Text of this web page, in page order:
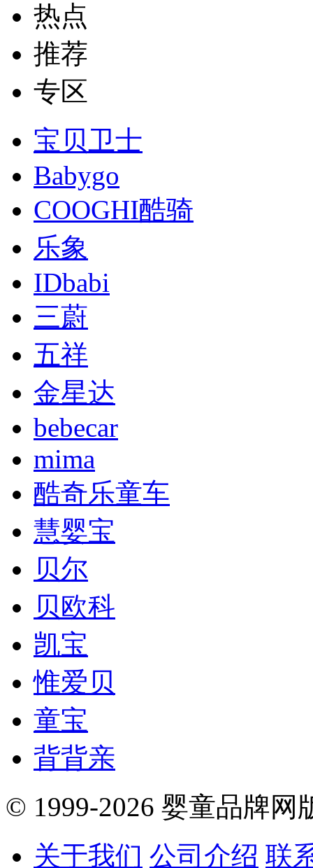
热点
推荐
专区
宝贝卫士
Babygo
COOGHI酷骑
乐象
IDbabi
三蔚
五祥
金星达
bebecar
mima
酷奇乐童车
慧婴宝
贝尔
贝欧科
凯宝
惟爱贝
童宝
背背亲
© 1999-2026 婴童品牌网
关于我们 公司介绍 联